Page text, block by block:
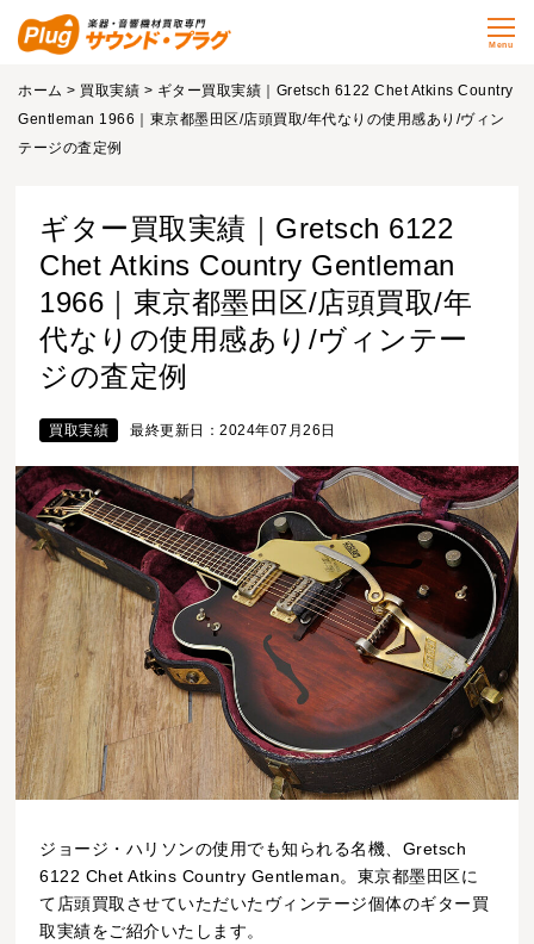
Menu
ホーム > 買取実績 > ギター買取実績｜Gretsch 6122 Chet Atkins Country
Gentleman 1966｜東京都墨田区/店頭買取/年代なりの使用感あり/ヴィン
テージの査定例
ギター買取実績｜Gretsch 6122
Chet Atkins Country Gentleman
1966｜東京都墨田区/店頭買取/年
代なりの使用感あり/ヴィンテー
ジの査定例
買取実績 最終更新日：2024年07月26日
ジョージ・ハリソンの使用でも知られる名機、Gretsch
6122 Chet Atkins Country Gentleman。東京都墨田区に
て店頭買取させていただいたヴィンテージ個体のギター買
取実績をご紹介いたします。